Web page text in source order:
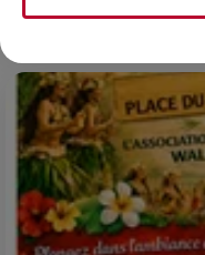
7 et 8 août. Une